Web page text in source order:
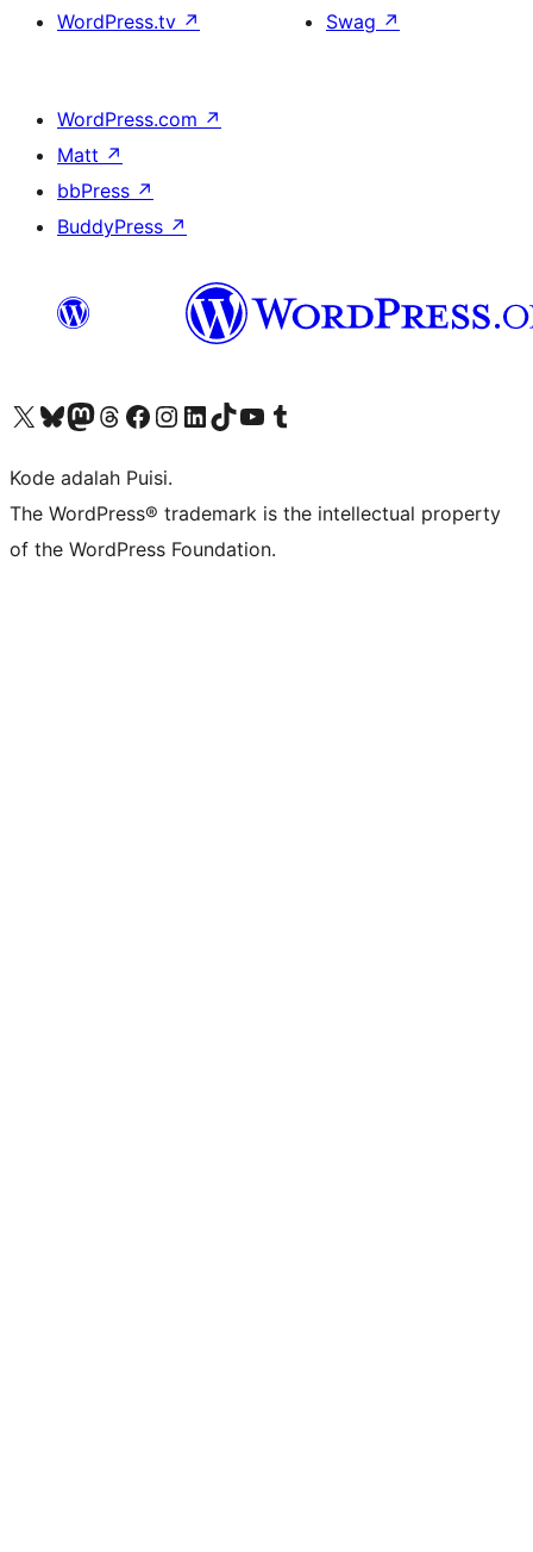
WordPress.tv ↗
Swag ↗
WordPress.com ↗
Matt ↗
bbPress ↗
BuddyPress ↗
Kunjungi akun X (sebelumnya Twitter) kamiVisit our Bluesky account
Kunjungi akun Mastodon kami
Visit our Threads account
Kunjungi halaman Facebook kamiKunjungi akun Instagram kamiKunjungi akun LinkedIn kami
Visit our TikTok account
Kunjungi channel YouTube kamiVisit our Tumblr account
Kode adalah Puisi.
The WordPress® trademark is the intellectual property
of the WordPress Foundation.